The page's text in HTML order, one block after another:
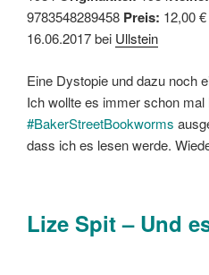
9783548289458 Preis: 12,00
16.06.2017 bei Ullstein
Eine Dystopie und dazu noch
Ich wollte es immer schon
#BakerStreetBookworms
dass ich es lesen werde.
Lize Spit – Und